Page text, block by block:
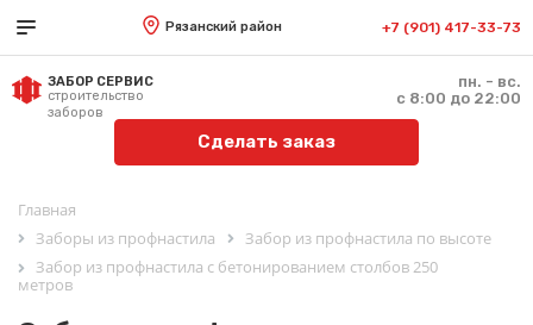
Рязанский район +7 (901) 417-33-73
ЗАБОР СЕРВИС
строительство
заборов
пн. - вс.
с 8:00 до 22:00
Сделать заказ
Главная
Заборы из профнастила
Забор из профнастила по высоте
Забор из профнастила с бетонированием столбов 250
метров